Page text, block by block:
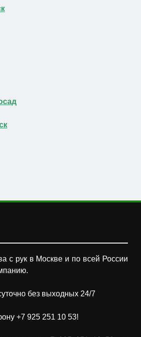
с рук в Москве и по всей России
без выходных 24/7
+7 925 251 10 53!